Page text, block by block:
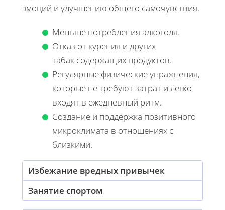
эмоций и улучшению общего самочувствия.
Меньше потребления алкоголя.
Отказ от курения и других
табак содержащих продуктов.
Регулярные физические упражнения,
которые не требуют затрат и легко
входят в ежедневный ритм.
Создание и поддержка позитивного
микроклимата в отношениях с
близкими.
Избежание вредных привычек
Занятие спортом